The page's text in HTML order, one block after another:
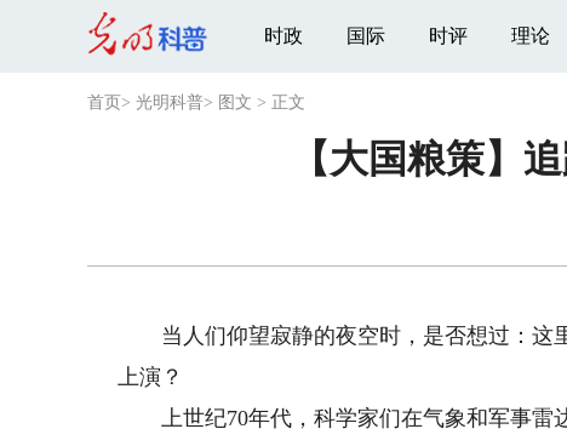
时政 国际 时评 理论
首页 > 光明科普> 图文 > 正文
【大国粮策】
当人们仰望寂静的夜空时，是否想过：这
上演？
上世纪70年代，科学家们在气象和军事雷